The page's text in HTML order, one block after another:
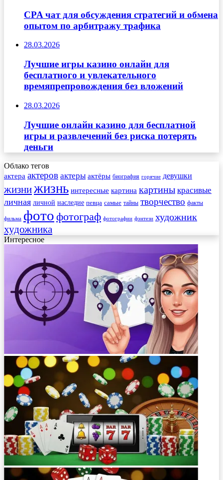
CPA чат для обсуждения стратегий и обмена
опытом по арбитражу трафика
28.03.2026
Лучшие игры казино онлайн для
бесплатного и увлекательного
времяпрепровождения без вложений
28.03.2026
Лучшие онлайн казино для бесплатной
игры и развлечений без риска потерять
деньги
Облако тегов
актера актеров актеры актёры биография горячие девушки
жизнижизнь интересные картина картины красивые
личная личной наследие певца самые тайны творчество факты
фильма фото фотограф фотографии фэнтези художник
художника
Интересное